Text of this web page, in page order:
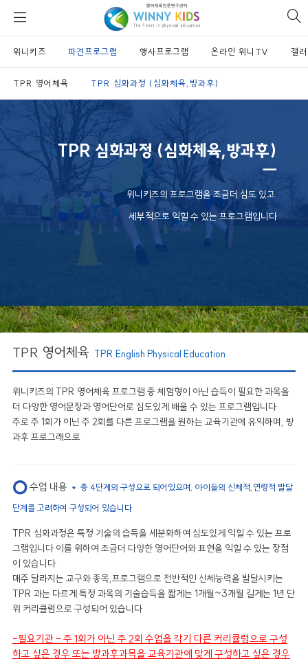
위
니
키
즈
위니키즈 파견프로그램 행사프로그램 온라인 위니TV 갤
TPR 영어체육 TPR 심화과정 (심화체육,방과후)
TPR 심화과정 (심화체육,방과후)
ㅡ
위니키즈의 프로그램을 조금더 심도 있고
세부적으로 익힐 수 있는 프로그램입니다
TPR 영어체육 TPR English Physical Education
위니키즈의 TPR 영어체육 프로그램 중 체험형이 아닌 습득이 필요한 과목을
더 다양한 영어문장과 영어단어로 심도있게 배울 수 있는 프로그램입니다
주로 주 1회가 이닌 주 2회를 다른 프로그램을 원하는 교육기관에 유익하며, 방
과후 프로그래으로
수업 내용 * 총 4단계의 구성으로 되어있으며, 아이들의 신체적,연령적 발달
단계를 고려하여 구성되어 있습니다
TPR 심화과정은 특정 기술의 습득을 세분화하여 심도있게 익힐 수 있는 프로
그램입니다 이를 위하여 조금더 다양한 영어단어와 표현을 익힐 수 있는 장점
이 있습니다
매주 달라지는 교구와 종목,프로그램으로 전반적인 신체능력을 발달시키는
TPR 과는 다르게 특정 과목의 기술습득을 짧게는 1개월~3개월 길게는 1년 단
위 커리큘럼으로 구성되어 있습니다
-필요기관 - 주 1회가 아닌 주 2회 수업을 각기 다른 커리큘럼으로 구성
하고 싶은 경우 또는 방과후과목을 교육기관에 맞게 구성하고 싶은 경우